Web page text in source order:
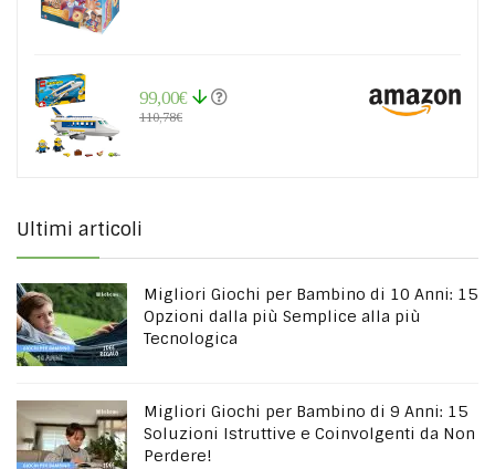
99,00€
110,78€
Ultimi articoli
Migliori Giochi per Bambino di 10 Anni: 15
Opzioni dalla più Semplice alla più
Tecnologica
Migliori Giochi per Bambino di 9 Anni: 15
Soluzioni Istruttive e Coinvolgenti da Non
Perdere!